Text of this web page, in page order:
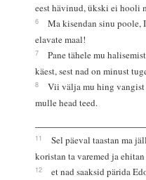
eest hävinud, ükski ei hooli
6
Ma kisendan sinu poole,
elavate maal!
7
Pane tähele mu
käest, sest nad on minust
8
Vii välja mu hing vangist
mulle head teed.
11
Sel päeval taastan ma
koristan ta varemed ja
12
et nad saaksid pärida